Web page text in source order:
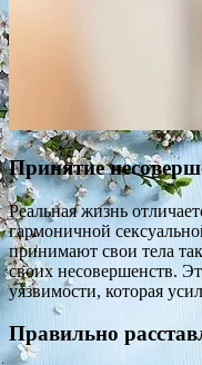
Принятие
Реальная жизнь
гармоничной
принимают свои тела
своих несовершенств.
уязвимости, которая
Правильно